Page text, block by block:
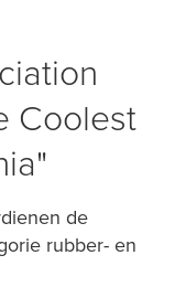
Coolest
de
rubber- en